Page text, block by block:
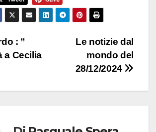
Le notizie dal
mondo del
28/12/2024
: ”
a Cecilia